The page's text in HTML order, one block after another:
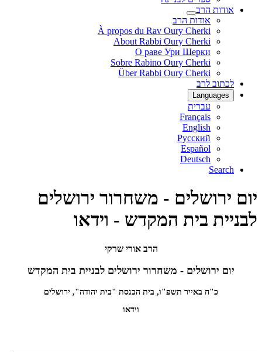
אודות הרב
אודות הרב
À propos du Rav Oury Cherki
About Rabbi Oury Cherki
О раве Ури Шерки
Sobre Rabino Oury Cherki
Über Rabbi Oury Cherki
לכתוב לרב
Languages
עברית
Français
English
Русский
Español
Deutsch
Search
יום ירושלים - משחרור ירושלים
לבניית בית המקדש - וידאו
הרב אורי שרקי
יום ירושלים - משחרור ירושלים לבניית בית המקדש
כ"ח באייר תשפ"ו, בית הכנסת "בית יהודה", ירושלים
וידאו